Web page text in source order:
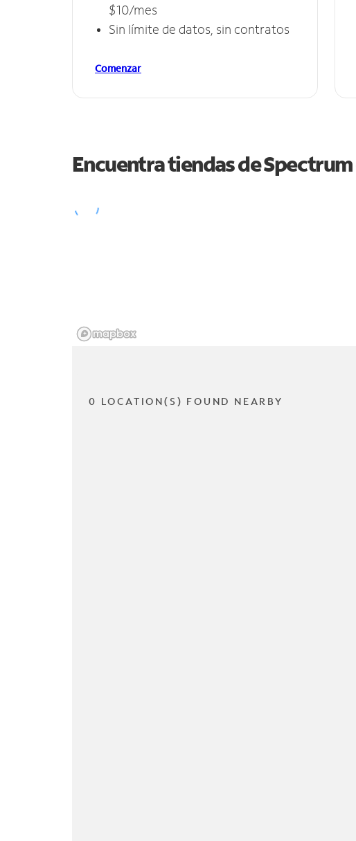
$10/mes
Sin límite de datos, sin contratos
Comenzar
Encuentra tiendas de Spectrum
0 LOCATION(S) FOUND NEARBY